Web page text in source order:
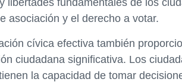
libertades fundamentales de los
asociación y el derecho a votar.
cívica efectiva también
ciudadana significativa. Los
la capacidad de tomar